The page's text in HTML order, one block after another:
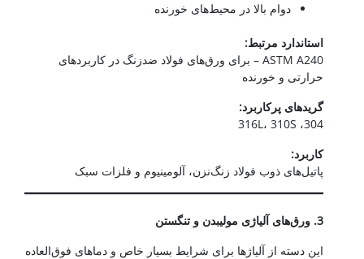
دوام بالا در محیط‌های خورنده
استاندارد مرتبط:
ASTM A240 – برای ورق‌های فولاد ضدزنگ در کاربردهای
حرارتی و خورنده
گریدهای پرکاربرد:
304، 316L، 310S
کاربرد:
پاتیل‌های ذوب فولاد زنگ‌نزن، آلومینیوم و فلزات سبک
3. ورق‌های آلیاژی مولیبدن و تنگستن
این دسته از آلیاژها برای شرایط بسیار خاص و دماهای فوق‌العاده